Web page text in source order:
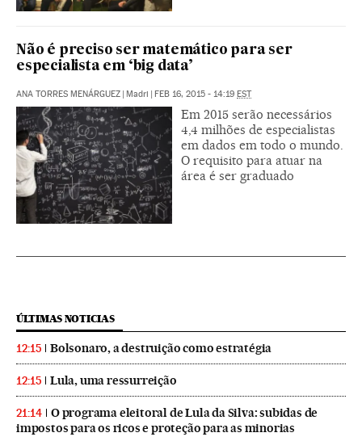
Não é preciso ser matemático para ser
especialista em ‘big data’
ANA TORRES MENÁRGUEZ Madri FEB 16, 2015 - 14:19 EST
Em 2015 serão necessários
4,4 milhões de especialistas
em dados em todo o mundo.
O requisito para atuar na
área é ser graduado
ÚLTIMAS NOTICIAS
12:15 Bolsonaro, a destruição como estratégia
12:15 Lula, uma ressurreição
21:14
O programa eleitoral de Lula da Silva: subidas de
impostos para os ricos e proteção para as minorias